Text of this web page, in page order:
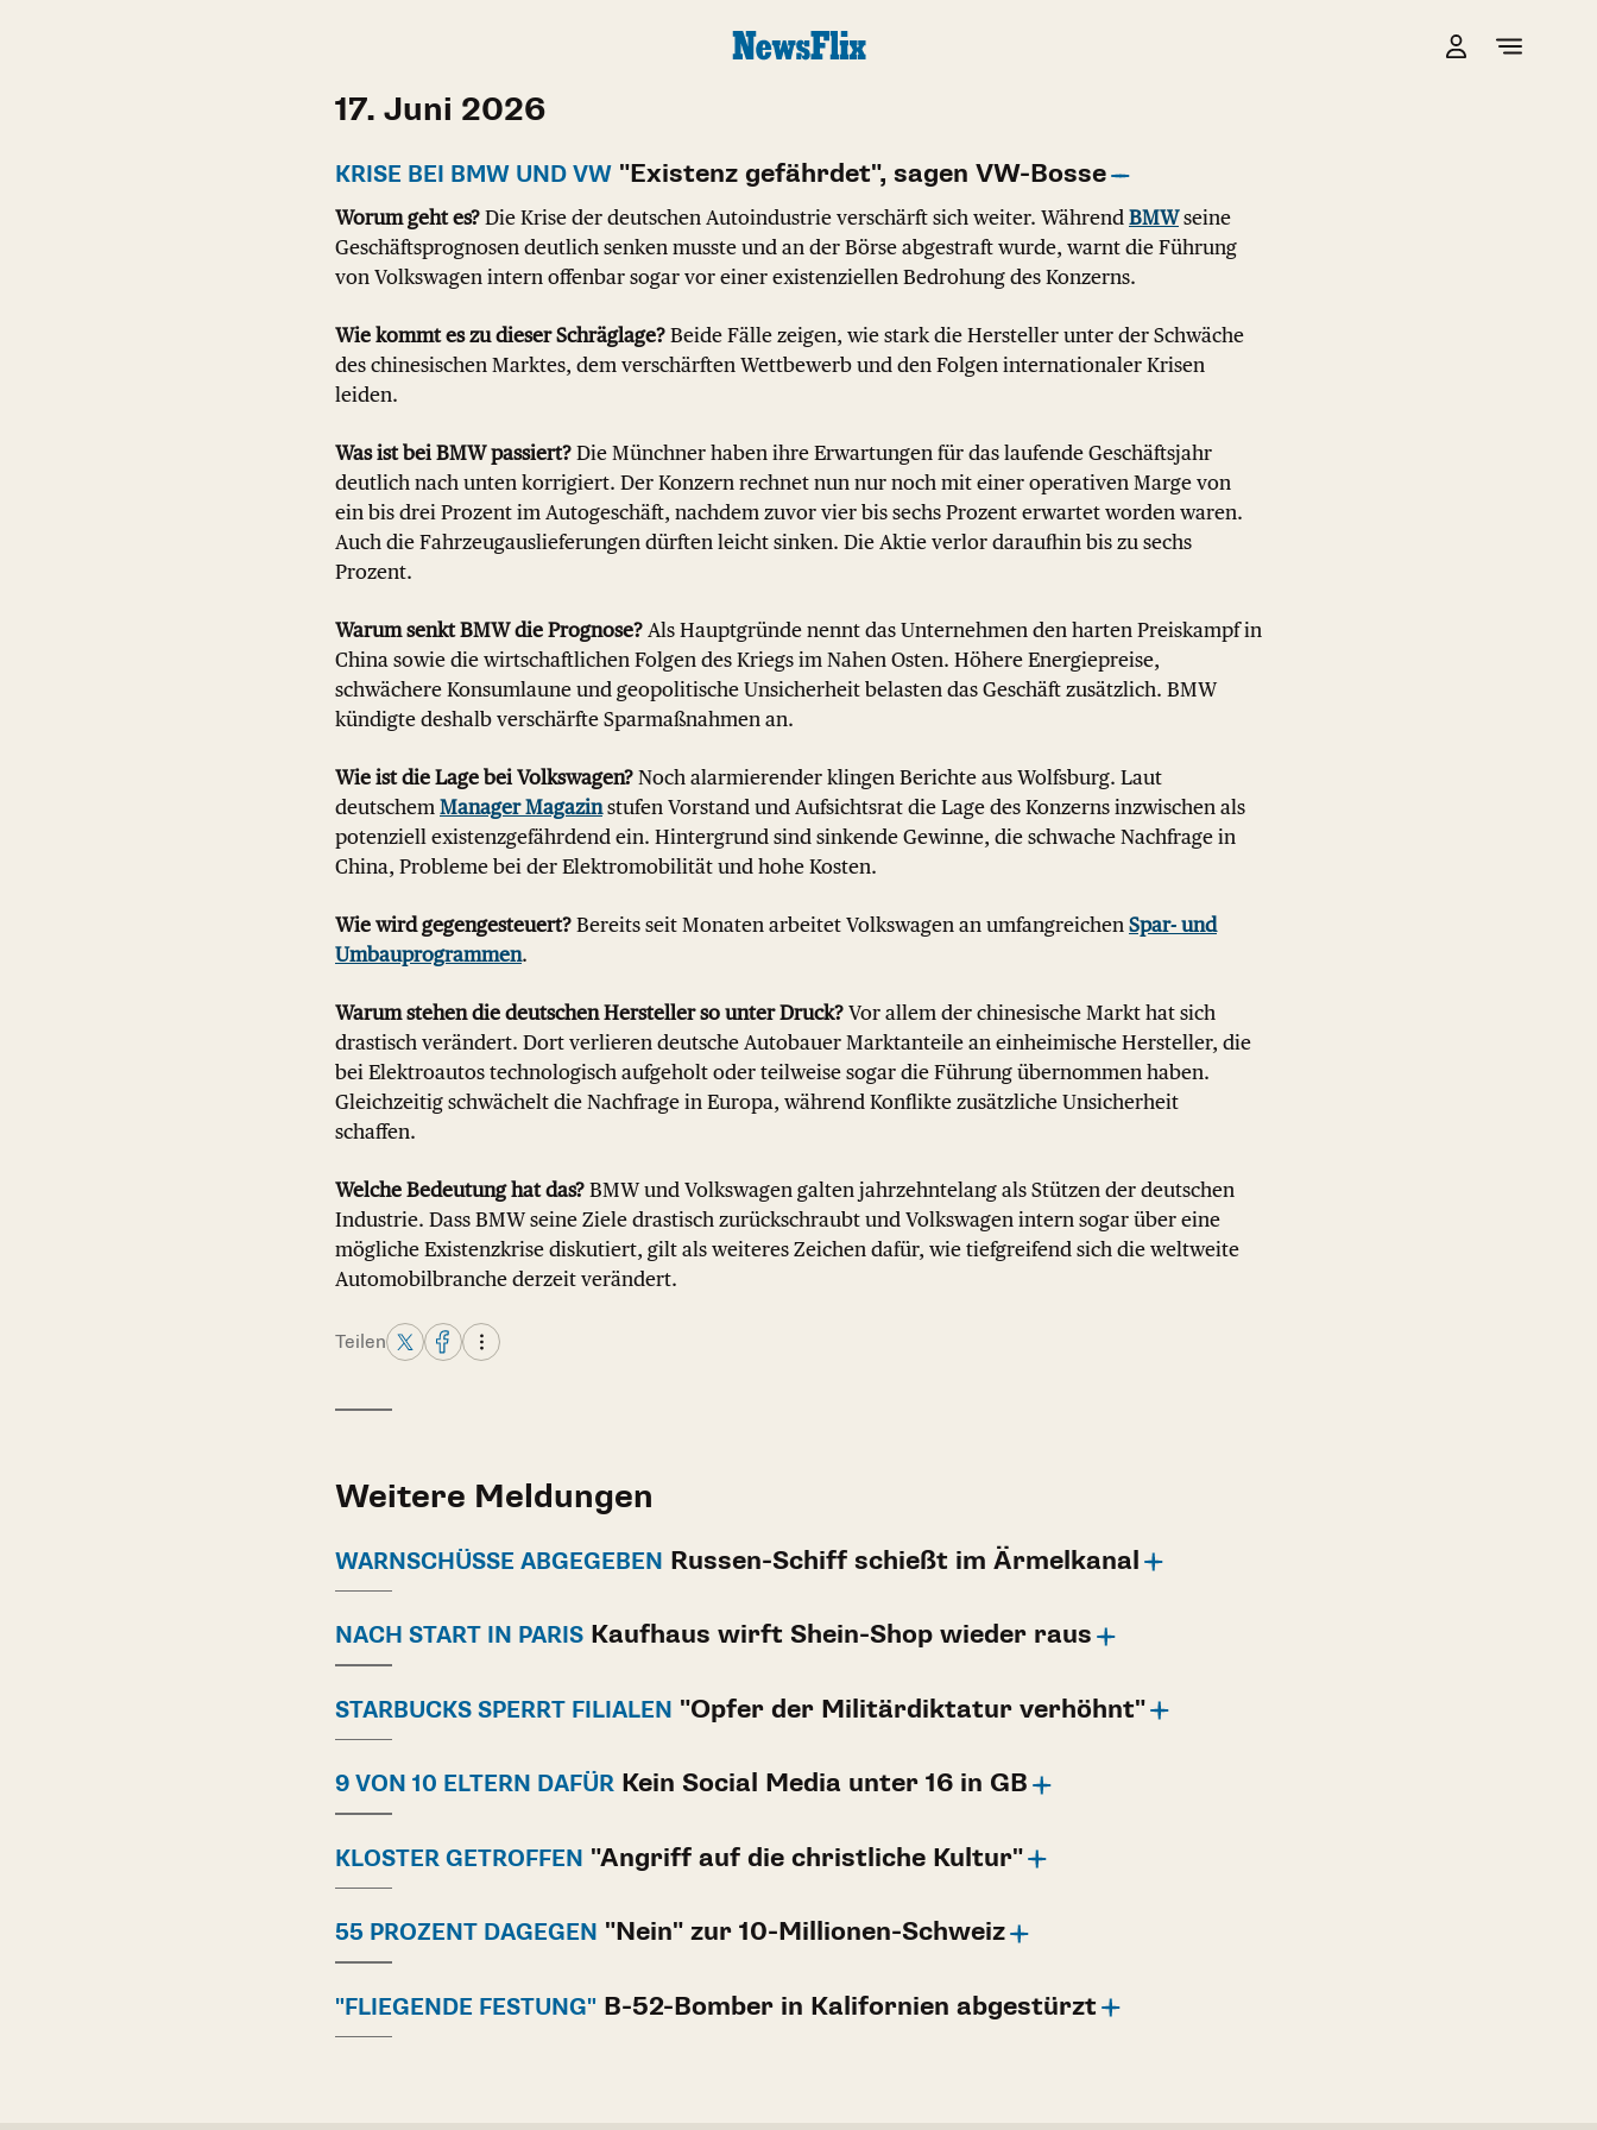
17. Juni 2026
KRISE BEI BMW UND VW "Existenz gefährdet", sagen VW-Bosse
Worum geht es? Die Krise der deutschen Autoindustrie verschärft sich weiter. Während BMWseine
Geschäftsprognosen deutlich senken musste und an der Börse abgestraft wurde, warnt die Führung
von Volkswagen intern offenbar sogar vor einer existenziellen Bedrohung des Konzerns.
Wie kommt es zu dieser Schräglage? Beide Fälle zeigen, wie stark die Hersteller unter der Schwäche
des chinesischen Marktes, dem verschärften Wettbewerb und den Folgen internationaler Krisen
leiden.
Was ist bei BMW passiert? Die Münchner haben ihre Erwartungen für das laufende Geschäftsjahr
deutlich nach unten korrigiert. Der Konzern rechnet nun nur noch mit einer operativen Marge von
ein bis drei Prozent im Autogeschäft, nachdem zuvor vier bis sechs Prozent erwartet worden waren.
Auch die Fahrzeugauslieferungen dürften leicht sinken. Die Aktie verlor daraufhin bis zu sechs
Prozent.
Warum senkt BMW die Prognose? Als Hauptgründe nennt das Unternehmen den harten Preiskampf in
China sowie die wirtschaftlichen Folgen des Kriegs im Nahen Osten. Höhere Energiepreise,
schwächere Konsumlaune und geopolitische Unsicherheit belasten das Geschäft zusätzlich. BMW
kündigte deshalb verschärfte Sparmaßnahmen an.
Wie ist die Lage bei Volkswagen? Noch alarmierender klingen Berichte aus Wolfsburg. Laut
deutschem Manager Magazinstufen Vorstand und Aufsichtsrat die Lage des Konzerns inzwischen als
potenziell existenzgefährdend ein. Hintergrund sind sinkende Gewinne, die schwache Nachfrage in
China, Probleme bei der Elektromobilität und hohe Kosten.
Wie wird gegengesteuert? Bereits seit Monaten arbeitet Volkswagen an umfangreichen Spar- und
Umbauprogrammen.
Warum stehen die deutschen Hersteller so unter Druck? Vor allem der chinesische Markt hat sich
drastisch verändert. Dort verlieren deutsche Autobauer Marktanteile an einheimische Hersteller, die
bei Elektroautos technologisch aufgeholt oder teilweise sogar die Führung übernommen haben.
Gleichzeitig schwächelt die Nachfrage in Europa, während Konflikte zusätzliche Unsicherheit
schaffen.
Welche Bedeutung hat das? BMW und Volkswagen galten jahrzehntelang als Stützen der deutschen
Industrie. Dass BMW seine Ziele drastisch zurückschraubt und Volkswagen intern sogar über eine
mögliche Existenzkrise diskutiert, gilt als weiteres Zeichen dafür, wie tiefgreifend sich die weltweite
Automobilbranche derzeit verändert.
Teilen
Weitere Meldungen
WARNSCHÜSSE ABGEGEBEN Russen-Schiff schießt im Ärmelkanal
NACH START IN PARIS Kaufhaus wirft Shein-Shop wieder raus
STARBUCKS SPERRT FILIALEN "Opfer der Militärdiktatur verhöhnt"
9 VON 10 ELTERN DAFÜR Kein Social Media unter 16 in GB
KLOSTER GETROFFEN "Angriff auf die christliche Kultur"
55 PROZENT DAGEGEN "Nein" zur 10-Millionen-Schweiz
"FLIEGENDE FESTUNG" B-52-Bomber in Kalifornien abgestürzt